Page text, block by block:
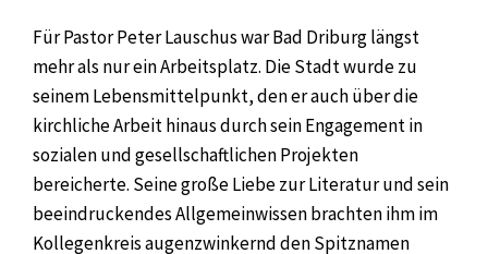
Für Pastor Peter Lauschus war Bad Driburg längst
mehr als nur ein Arbeitsplatz. Die Stadt wurde zu
seinem Lebensmittelpunkt, den er auch über die
kirchliche Arbeit hinaus durch sein Engagement in
sozialen und gesellschaftlichen Projekten
bereicherte. Seine große Liebe zur Literatur und sein
beeindruckendes Allgemeinwissen brachten ihm im
Kollegenkreis augenzwinkernd den Spitznamen